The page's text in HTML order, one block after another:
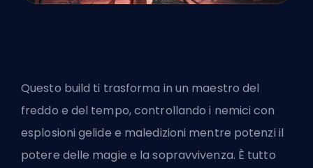
Questo build ti trasforma in un maestro del
freddo e del tempo, controllando i nemici con
esplosioni gelide e maledizioni mentre potenzi il
potere delle magie e la sopravvivenza. È tutto